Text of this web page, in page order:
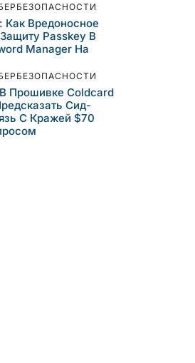
Как Вредоносное
Passkey В
Manager На
Прошивке Coldcard
Сид-
С Кражей $70